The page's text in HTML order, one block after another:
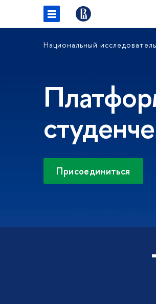
Национальный
Присоединиться